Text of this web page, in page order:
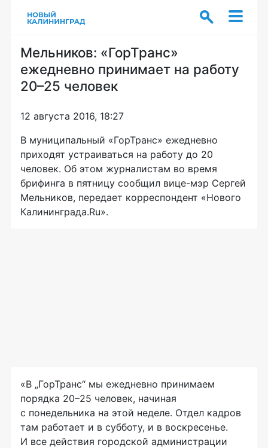
Мельников: «ГорТранс»
ежедневно принимает на работу
20–25 человек
12 августа 2016, 18:27
В муниципальный «ГорТранс» ежедневно
приходят устраиваться на работу до 20
человек. Об этом журналистам во время
брифинга в пятницу сообщил вице-мэр Сергей
Мельников, передает корреспондент «Нового
Калининграда.Ru».
«В „ГорТранс“ мы ежедневно принимаем
порядка 20–25 человек, начиная
с понедельника на этой неделе. Отдел кадров
там работает и в субботу, и в воскресенье.
И все действия городской администрации